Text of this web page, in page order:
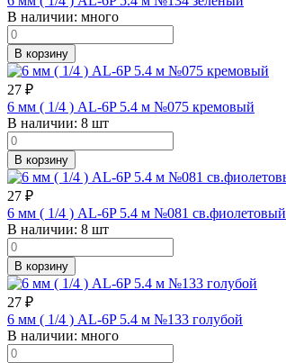
В наличии: много
В корзину
27 ₽
6 мм ( 1/4 ) AL-6P 5.4 м №075 кремовый
В наличии: 8 шт
В корзину
27 ₽
6 мм ( 1/4 ) AL-6P 5.4 м №081 св.фиолетовый
В наличии: 8 шт
В корзину
27 ₽
6 мм ( 1/4 ) AL-6P 5.4 м №133 голубой
В наличии: много